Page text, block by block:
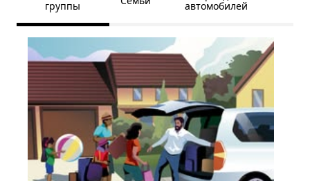
группы
автомобилей